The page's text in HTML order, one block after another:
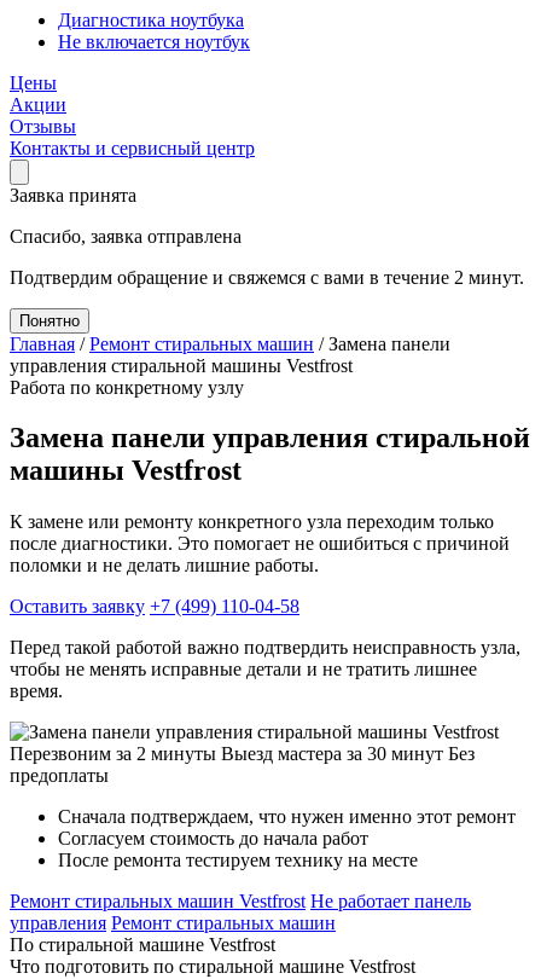
Диагностика ноутбука
Не включается ноутбук
Цены
Акции
Отзывы
Контакты и сервисный центр
Заявка принята
Спасибо, заявка отправлена
Подтвердим обращение и свяжемся с вами в течение 2 минут.
Понятно
Главная /Ремонт стиральных машин /Замена панели
управления стиральной машины Vestfrost
Работа по конкретному узлу
Замена панели управления стиральной
машины Vestfrost
К замене или ремонту конкретного узла переходим только
после диагностики. Это помогает не ошибиться с причиной
поломки и не делать лишние работы.
Оставить заявку +7 (499) 110-04-58
Перед такой работой важно подтвердить неисправность узла,
чтобы не менять исправные детали и не тратить лишнее
время.
Перезвоним за 2 минуты Выезд мастера за 30 минут Без
предоплаты
Сначала подтверждаем, что нужен именно этот ремонт
Согласуем стоимость до начала работ
После ремонта тестируем технику на месте
Ремонт стиральных машин Vestfrost Не работает панель
управления Ремонт стиральных машин
По стиральной машине Vestfrost
Что подготовить по стиральной машине Vestfrost